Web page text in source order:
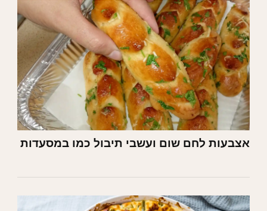
אצבעות לחם שום ועשבי תיבול כמו במסעדות